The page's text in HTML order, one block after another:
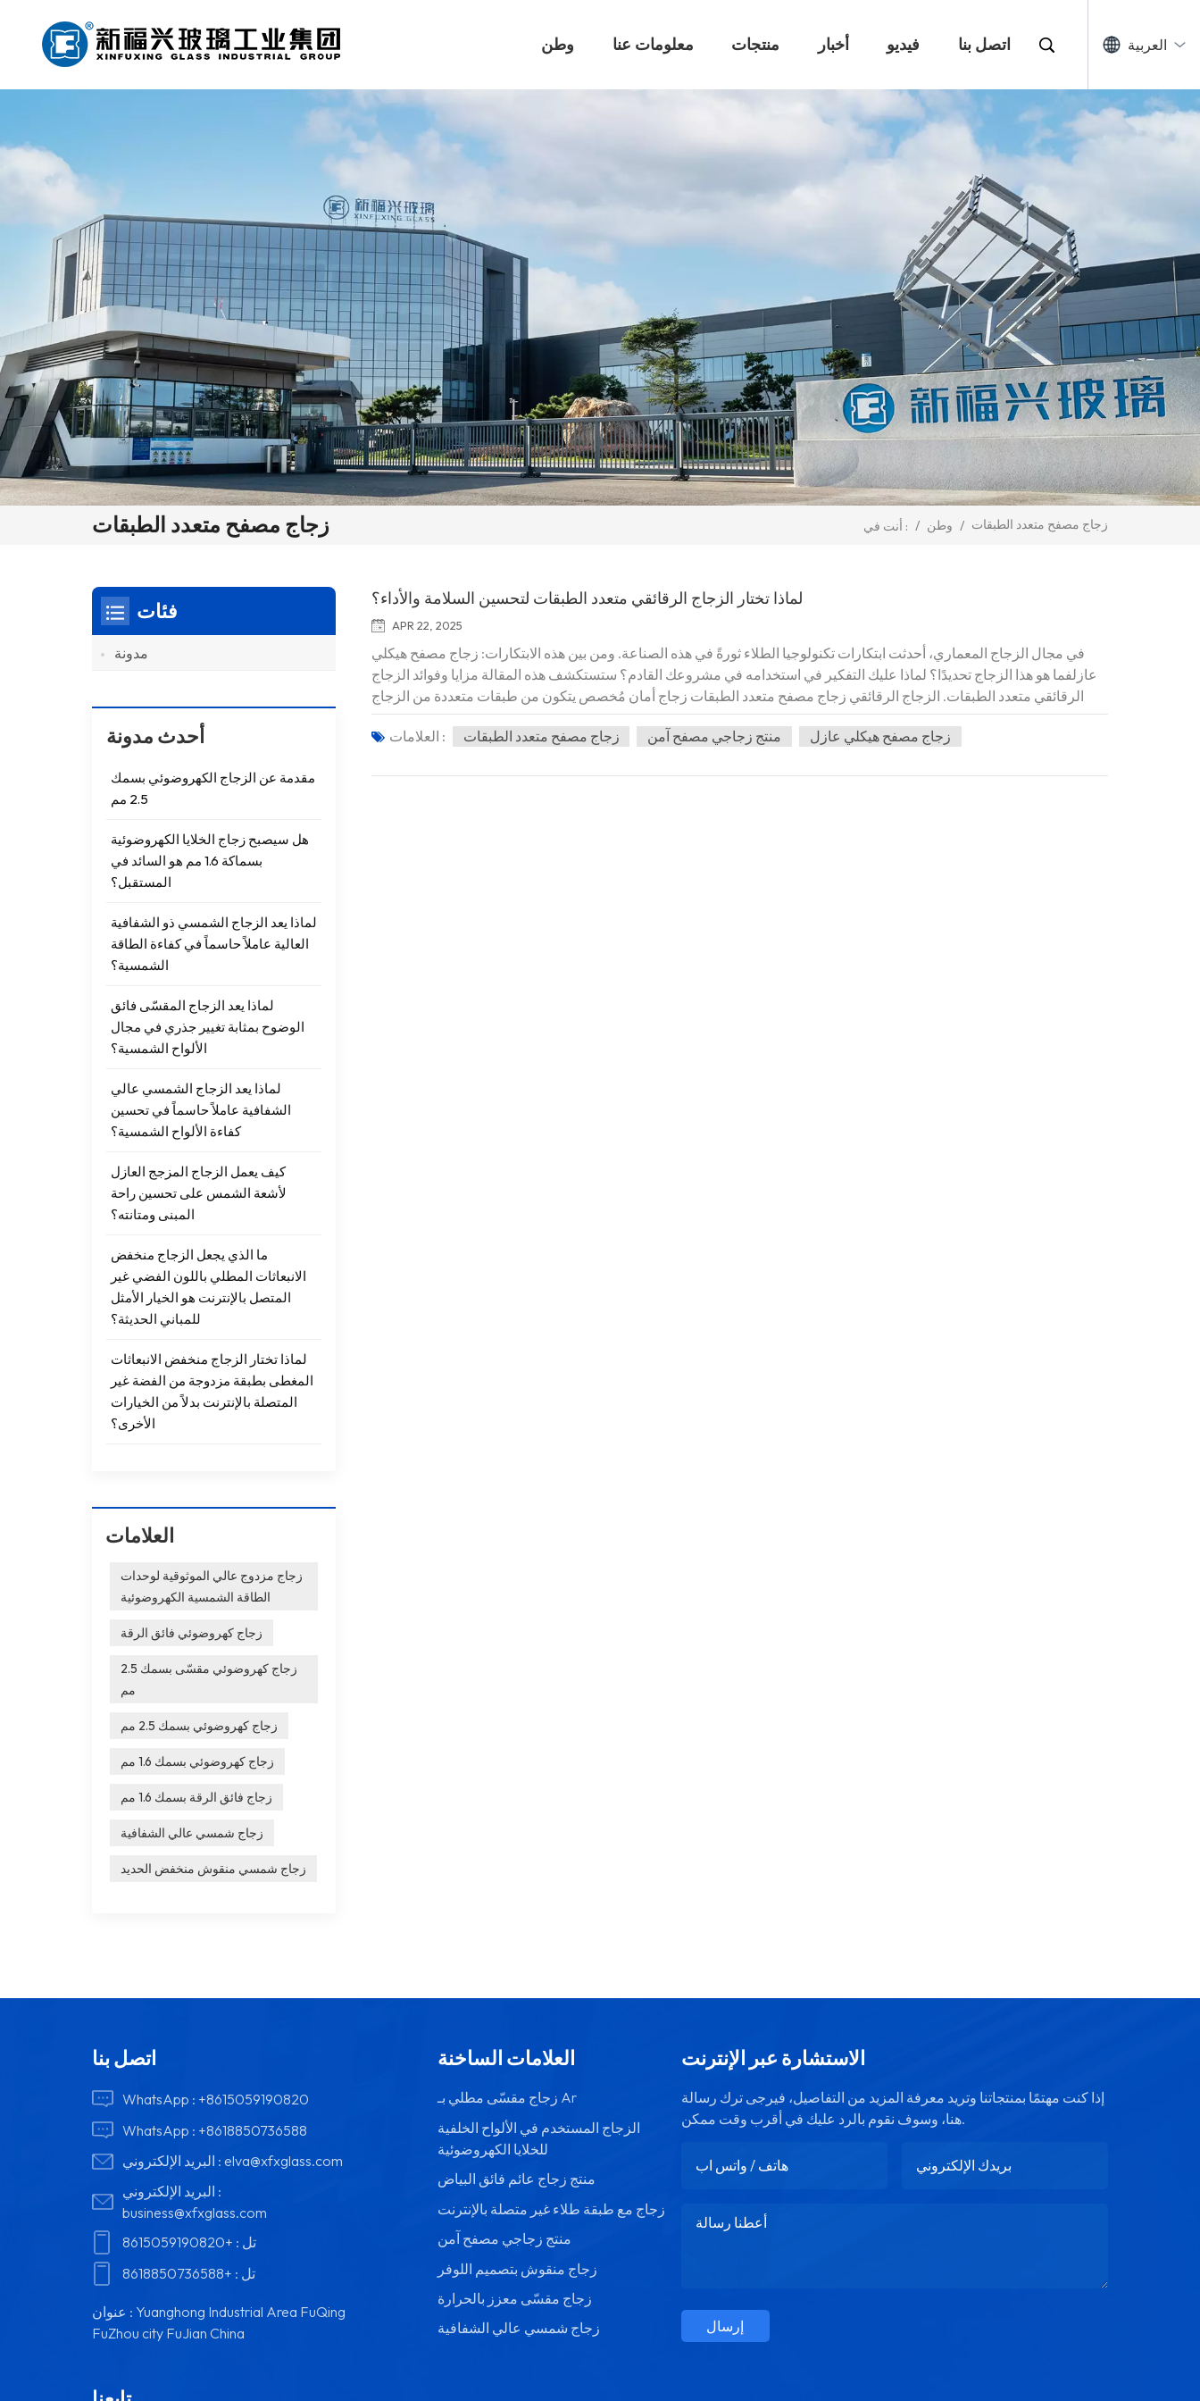
وطن معلومات عنا منتجات أخبار فيديو اتصل بنا العربية
زجاج مصفح متعدد الطبقات أنت في : / وطن / زجاج مصفح متعدد الطبقات
لماذا تختار الزجاج الرقائقي متعدد الطبقات لتحسين السلامة والأداء؟
APR 22, 2025
في مجال الزجاج المعماري، أحدثت ابتكارات تكنولوجيا الطلاء ثورةً في هذه الصناعة. ومن بين هذه الابتكارات: زجاج مصفح هيكلي
عازلفما هو هذا الزجاج تحديدًا؟ لماذا عليك التفكير في استخدامه في مشروعك القادم؟ ستستكشف هذه المقالة مزايا وفوائد الزجاج
الرقائقي متعدد الطبقات. الزجاج الرقائقي زجاج مصفح متعدد الطبقات زجاج أمان مُخصص يتكون من طبقات متعددة من الزجاج
مُترابطة بطبقات مُتداخلة. تُصنع هذه الطبقات عادةً من مواد شفافة مثل بولي فينيل بوتيرال (PVB) أو أسيتات إيثيلين فينيل (EVA).
تُدمج الطبقات بالحرارة و...
العلامات : زجاج مصفح متعدد الطبقات منتج زجاجي مصفح آمن زجاج مصفح هيكلي عازل
فئات
مدونة
أحدث مدونة
مقدمة عن الزجاج الكهروضوئي بسمك
2.5 مم
هل سيصبح زجاج الخلايا الكهروضوئية
بسماكة 1.6 مم هو السائد في
المستقبل؟
لماذا يعد الزجاج الشمسي ذو الشفافية
العالية عاملاً حاسماً في كفاءة الطاقة
الشمسية؟
لماذا يعد الزجاج المقسّى فائق
الوضوح بمثابة تغيير جذري في مجال
الألواح الشمسية؟
لماذا يعد الزجاج الشمسي عالي
الشفافية عاملاً حاسماً في تحسين
كفاءة الألواح الشمسية؟
كيف يعمل الزجاج المزجج العازل
لأشعة الشمس على تحسين راحة
المبنى ومتانته؟
ما الذي يجعل الزجاج منخفض
الانبعاثات المطلي باللون الفضي غير
المتصل بالإنترنت هو الخيار الأمثل
للمباني الحديثة؟
لماذا تختار الزجاج منخفض الانبعاثات
المغطى بطبقة مزدوجة من الفضة غير
المتصلة بالإنترنت بدلاً من الخيارات
الأخرى؟
العلامات
زجاج مزدوج عالي الموثوقية لوحدات
الطاقة الشمسية الكهروضوئية
زجاج كهروضوئي فائق الرقة
زجاج كهروضوئي مقسّى بسمك 2.5
مم
زجاج كهروضوئي بسمك 2.5 مم
زجاج كهروضوئي بسمك 1.6 مم
زجاج فائق الرقة بسمك 1.6 مم
زجاج شمسي عالي الشفافية
زجاج شمسي منقوش منخفض الحديد
اتصل بنا
WhatsApp : +8615059190820
WhatsApp : +8618850736588
البريد الإلكتروني : elva@xfxglass.com
البريد الإلكتروني :
business@xfxglass.com
تل : +8615059190820
تل : +8618850736588
عنوان : Yuanghong Industrial Area FuQing
FuZhou city FuJian China
العلامات الساخنة
زجاج مقسّى مطلي بـ Ar
الزجاج المستخدم في الألواح الخلفية
للخلايا الكهروضوئية
منتج زجاج عائم فائق البياض
زجاج مع طبقة طلاء غير متصلة بالإنترنت
منتج زجاجي مصفح آمن
زجاج منقوش بتصميم اللوفر
زجاج مقسّى معزز بالحرارة
زجاج شمسي عالي الشفافية
الاستشارة عبر الإنترنت
إذا كنت مهتمًا بمنتجاتنا وتريد معرفة المزيد من التفاصيل، فيرجى ترك رسالة
هنا، وسوف نقوم بالرد عليك في أقرب وقت ممكن.
إرسال